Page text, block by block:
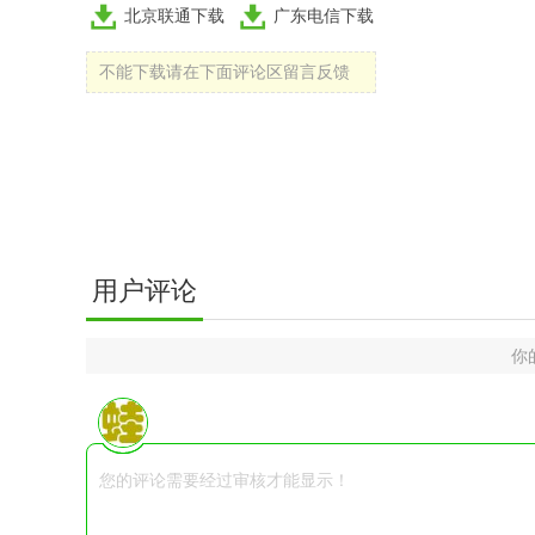
北京联通下载
广东电信下载
不能下载请在下面评论区留言反馈
用户评论
你